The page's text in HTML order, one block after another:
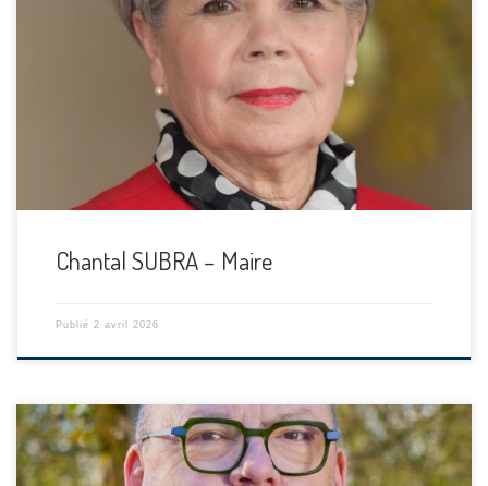
Chantal SUBRA – Maire
Publié 2 avril 2026